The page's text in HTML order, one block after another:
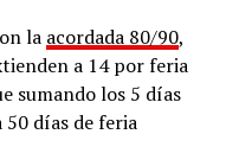
la acordada 80/90,
a 14 por feria
sumando los 5 días
50 días de feria